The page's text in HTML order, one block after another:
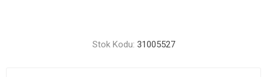
Stok Kodu: 31005527